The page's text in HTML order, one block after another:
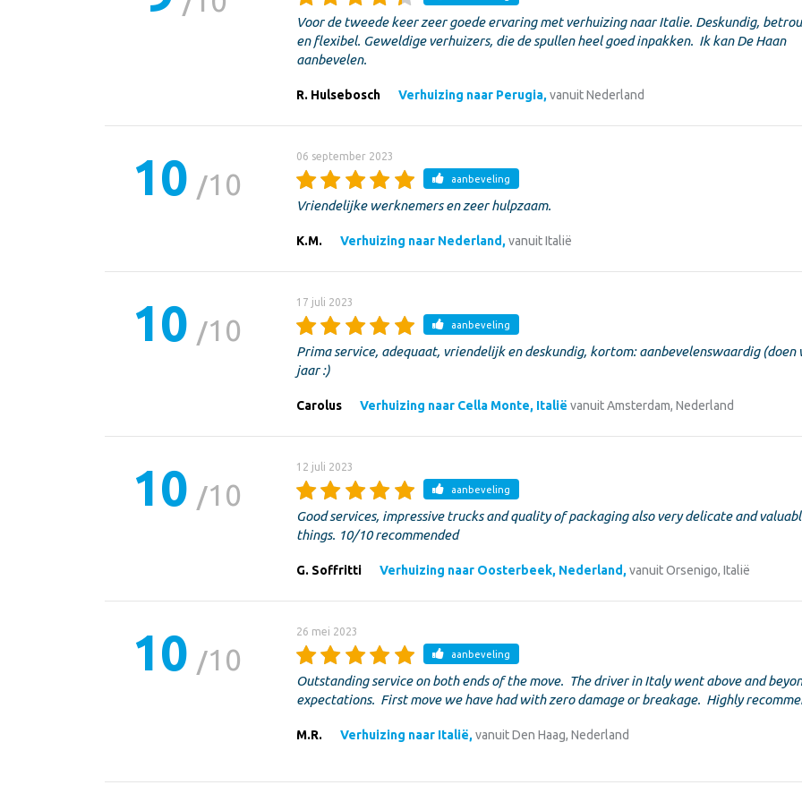
Voor de tweede keer zeer goede ervaring met verhuizing naar Italie. Deskundig,
en flexibel. Geweldige verhuizers, die de spullen heel goed inpakken. Ik kan De Haan
aanbevelen.
R. Hulsebosch Verhuizing naar Perugia, vanuit Nederland
10 10
06 september 2023
aanbeveling
Vriendelijke werknemers en zeer hulpzaam.
K.M. Verhuizing naar Nederland, vanuit Italië
10 10
17 juli 2023
aanbeveling
Prima service, adequaat, vriendelijk en deskundig, kortom: aanbevelenswaardig (doen
jaar :)
Carolus Verhuizing naar Cella Monte, Italië vanuit Amsterdam, Nederland
10 10
12 juli 2023
aanbeveling
Good services, impressive trucks and quality of packaging also very delicate and
things. 10/10 recommended
G. Soffritti Verhuizing naar Oosterbeek, Nederland, vanuit Orsenigo, Italië
10 10
26 mei 2023
aanbeveling
Outstanding service on both ends of the move. The driver in Italy went above and
expectations. First move we have had with zero damage or breakage. Highly
M.R. Verhuizing naar Italië, vanuit Den Haag, Nederland